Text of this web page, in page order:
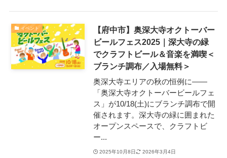
イベント
【府中市】奥深大寺オクトーバー
ビールフェス2025｜深大寺の緑
でクラフトビール＆音楽を満喫＜
ブランチ調布／入場無料＞
奥深大寺エリアの秋の恒例に——
「奥深大寺オクトーバービールフェ
ス」が10/18(土)にブランチ調布で開
催されます。深大寺の緑に囲まれた
オープンスペースで、クラフトビ
ー...
2025年10月8日 2026年3月4日